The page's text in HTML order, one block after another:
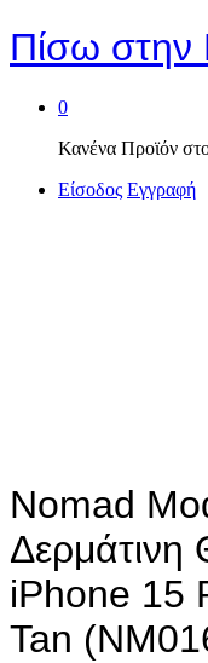
Πίσω στην
0
Κανένα Προϊόν
Είσοδος Εγγραφή
Nomad
iPhone 15
Tan